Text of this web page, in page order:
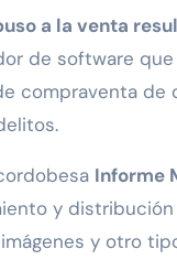
a la venta
de software
compraventa
Informe
y
y otro